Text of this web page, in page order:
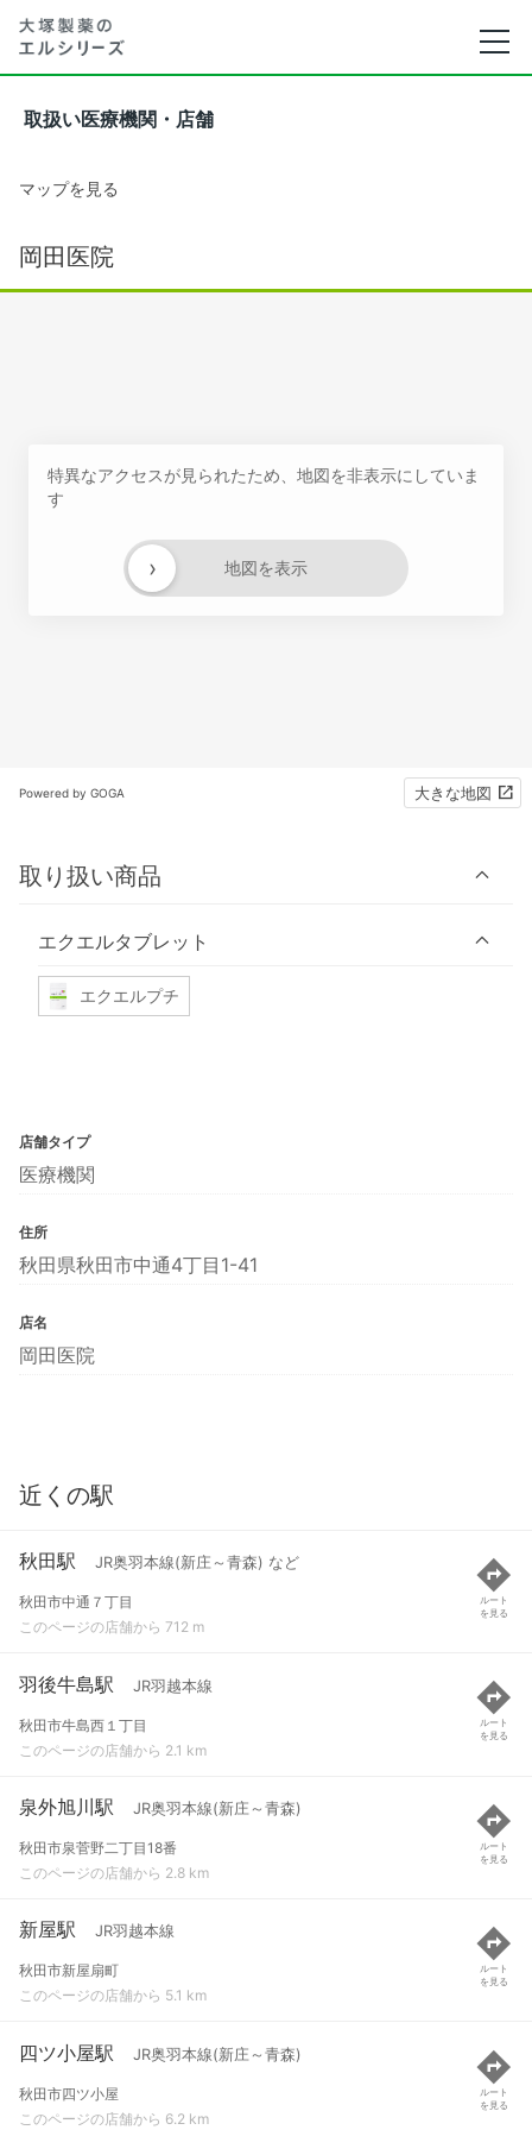
取扱い医療機関・店舗
マップを見る
岡田医院
特異なアクセスが見られたため、地図を非表示にしていま
す
地図を表示
›
Powered by GOGA 大きな地図
取り扱い商品
エクエルタブレット
エクエルプチ
店舗タイプ
医療機関
住所
秋田県秋田市中通4丁目1-41
店名
岡田医院
近くの駅
秋田駅 JR奥羽本線(新庄～青森) など
秋田市中通７丁目
このページの店舗から 712 m
ルート
を見る
羽後牛島駅 JR羽越本線
秋田市牛島西１丁目
このページの店舗から 2.1 km
ルート
を見る
泉外旭川駅 JR奥羽本線(新庄～青森)
秋田市泉菅野二丁目18番
このページの店舗から 2.8 km
ルート
を見る
新屋駅 JR羽越本線
秋田市新屋扇町
このページの店舗から 5.1 km
ルート
を見る
四ツ小屋駅 JR奥羽本線(新庄～青森)
秋田市四ツ小屋
このページの店舗から 6.2 km
ルート
を見る